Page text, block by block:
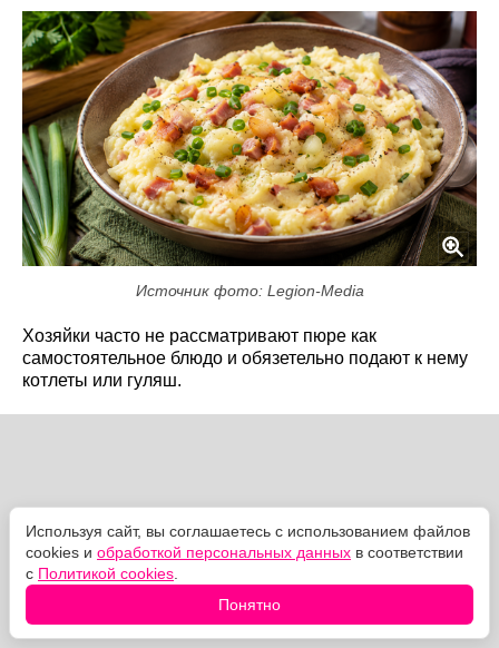
Источник фото: Legion-Media
Хозяйки часто не рассматривают пюре как
самостоятельное блюдо и обязетельно подают к нему
котлеты или гуляш.
Используя сайт, вы соглашаетесь с использованием файлов
cookies и обработкой персональных данных в соответствии
с Политикой cookies
Понятно